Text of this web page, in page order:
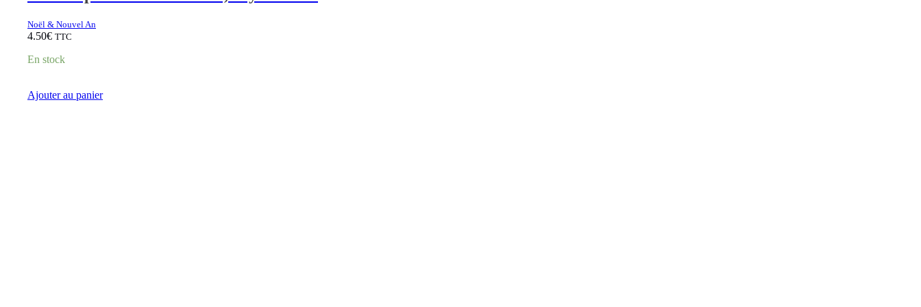
Noël & Nouvel An
4.50€ TTC
En stock
Ajouter au panier